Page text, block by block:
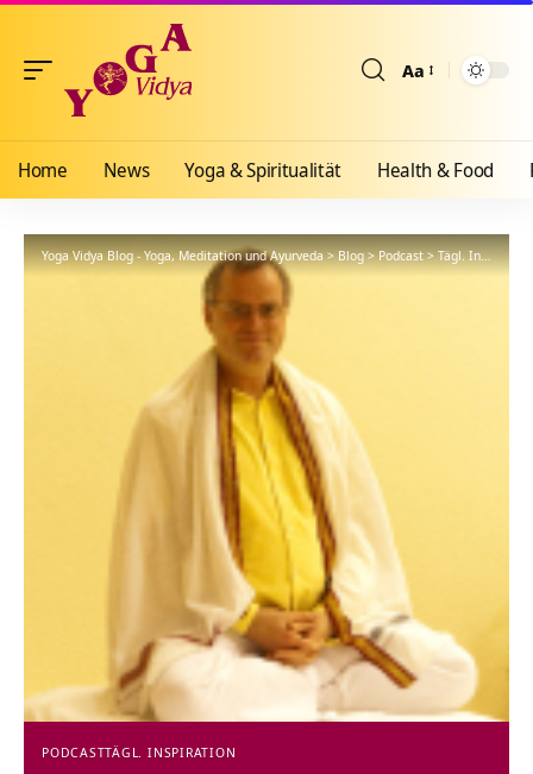
Aa
Home News Yoga & Spiritualität Health & Food
Yoga Vidya Blog - Yoga, Meditation und Ayurveda>Blog>Podcast>Tägl. Inspiration
PODCASTTÄGL. INSPIRATION